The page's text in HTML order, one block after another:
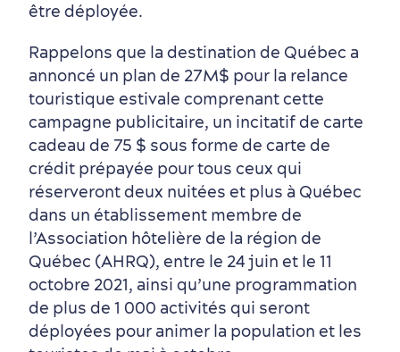
Première visite
Saisons et climat
Histoire vivante
au petit-déjeuner
Croisières internationales
être déployée.
Rappelons que la destination de Québec a
annoncé un plan de 27M$ pour la relance
touristique estivale comprenant cette
campagne publicitaire, un incitatif de carte
cadeau de 75 $ sous forme de carte de
crédit prépayée pour tous ceux qui
réserveront deux nuitées et plus à Québec
dans un établissement membre de
l’Association hôtelière de la région de
Québec (AHRQ), entre le 24 juin et le 11
octobre 2021, ainsi qu’une programmation
de plus de 1 000 activités qui seront
déployées pour animer la population et les